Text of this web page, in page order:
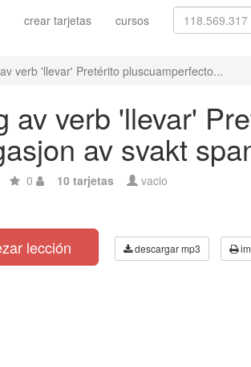
crear tarjetas cursos
verb 'llevar' Pretérito pluscuamperfecto...
av verb 'llevar'
av svakt
0 10 tarjetas vacio
lección descargar mp3